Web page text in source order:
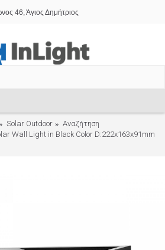
46, Άγιος Δημήτριος
Solar Outdoor
Αναζήτηση
Wall Light in Black Color D:222x163x91mm